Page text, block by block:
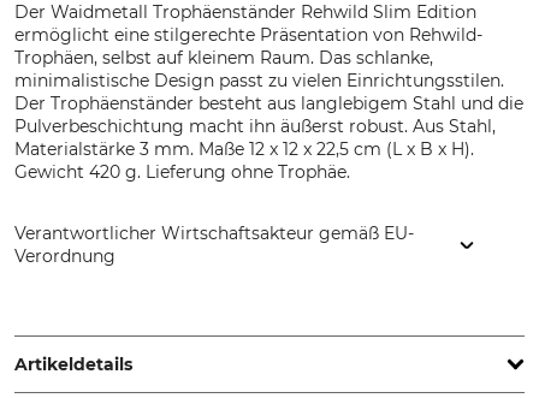
Der Waidmetall Trophäenständer Rehwild Slim Edition
ermöglicht eine stilgerechte Präsentation von Rehwild-
Trophäen, selbst auf kleinem Raum. Das schlanke,
minimalistische Design passt zu vielen Einrichtungsstilen.
Der Trophäenständer besteht aus langlebigem Stahl und die
Pulverbeschichtung macht ihn äußerst robust. Aus Stahl,
Materialstärke 3 mm. Maße 12 x 12 x 22,5 cm (L x B x H).
Gewicht 420 g. Lieferung ohne Trophäe.
Verantwortlicher Wirtschaftsakteur gemäß EU-
Verordnung
Bad Oeynhausen, Germany, www.waidmetall.de
Artikeldetails